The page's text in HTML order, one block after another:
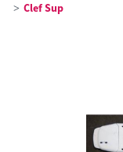
Clef Sup